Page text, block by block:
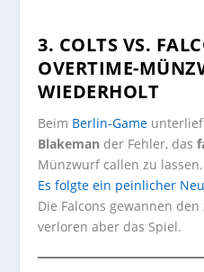
3. COLTS VS.
OVERTIME-
WIEDERHOLT
Beim Berlin-Game
Blakeman der Fehler, das
Münzwurf callen zu lassen.
Es folgte ein peinlicher
Die Falcons gewannen
verloren aber das Spiel.